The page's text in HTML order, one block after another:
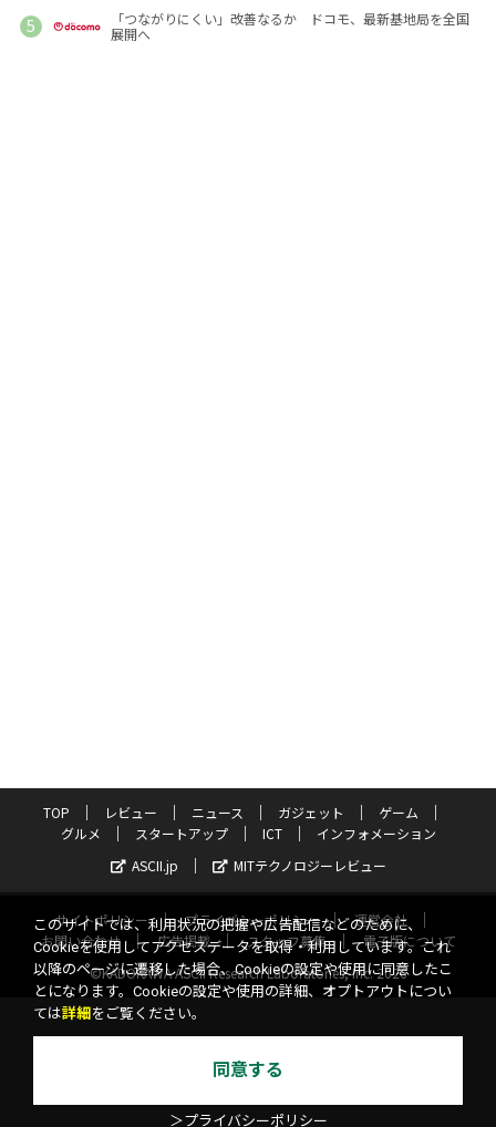
「つながりにくい」改善なるか ドコモ、最新基地局を全国
展開へ
TOP レビュー ニュース ガジェット
ゲーム
グルメ
スタートアップ ICT
インフォメーション
ASCII.jp
MITテクノロジーレビュー
サイトポリシー プライバシーポリシー
運営会社
お問い合わせ
広告掲載 スタッフ募集
電子版について
©KADOKAWA ASCII Research Laboratories, Inc. 2026
このサイトでは、利用状況の把握や広告配信などのために、
Cookieを使用してアクセスデータを取得・利用しています。これ
以降のページに遷移した場合、Cookieの設定や使用に同意したこ
とになります。Cookieの設定や使用の詳細、オプトアウトについ
ては詳細 をご覧ください。
同意する
＞プライバシーポリシー